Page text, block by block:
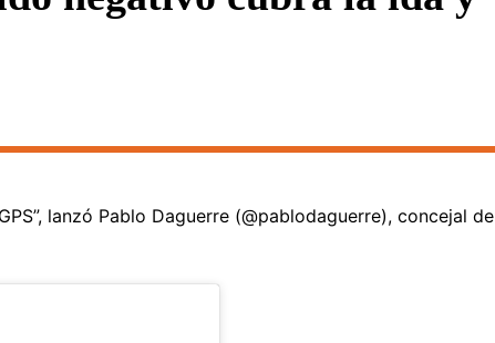
lanzó Pablo Daguerre (@pablodaguerre), concejal de